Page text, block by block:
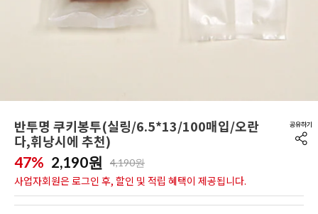
반투명 쿠키봉투(실링/6.5*13/100매입/오란
다,휘낭시에 추천)
47% 2,190원 4,190원
사업자회원은 로그인 후, 할인 및 적립 혜택이 제공됩니다.